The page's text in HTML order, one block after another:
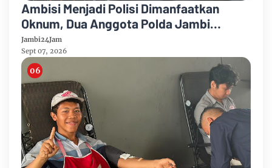
Ambisi Menjadi Polisi Dimanfaatkan
Oknum, Dua Anggota Polda Jambi
Diduga Tipu Calon Bintara dengan Janji
Kelulusan
Jambi24Jam
Sept 07, 2026